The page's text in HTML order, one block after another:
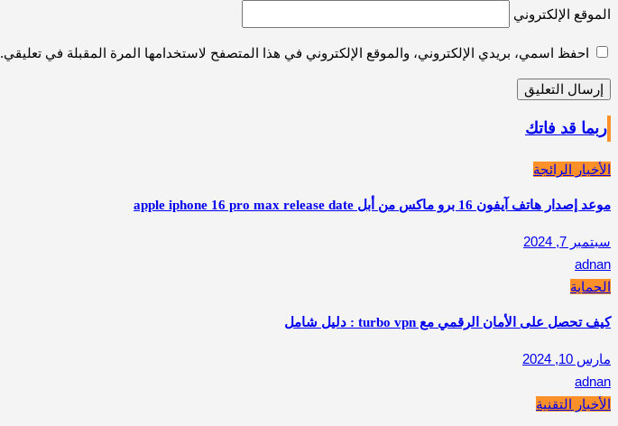
الموقع الإلكتروني
احفظ اسمي، بريدي الإلكتروني، والموقع الإلكتروني في هذا المتصفح لاستخدامها المرة المقبلة في تعليقي.
ربما قد فاتك
الأخبار الرائجة
موعد إصدار هاتف آيفون 16 برو ماكس من أبل apple iphone 16 pro max release date
سبتمبر 7, 2024
adnan
الحماية
كيف تحصل على الأمان الرقمي مع turbo vpn : دليل شامل
مارس 10, 2024
adnan
الأخبار التقنية